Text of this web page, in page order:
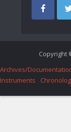
Copyright
Archives/
Instruments